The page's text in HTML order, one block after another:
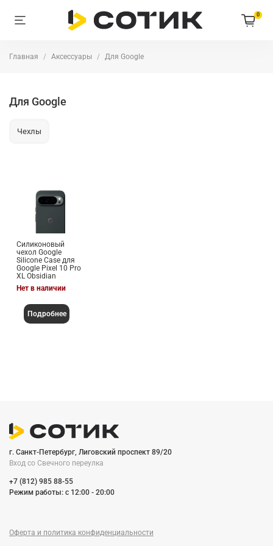
0
Главная Аксессуары Для Google
Для Google
Чехлы
Силиконовый
чехол Google
Silicone Case для
Google Pixel 10 Pro
XL Obsidian
Нет в наличии
Подробнее
г. Санкт-Петербург, Лиговский проспект 89/20
Вход со Cвечного переулка
+7 (812) 985 88-55
Режим работы: c 12:00 - 20:00
Оферта и политика конфиденциальности